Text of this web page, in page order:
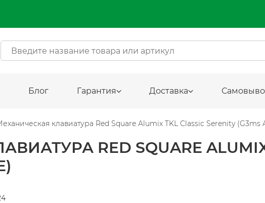
Блог Гарантия Доставка
клавиатура Red Square Alumix TKL Classic Serenity (G3ms
RED SQUARE ALUMIX